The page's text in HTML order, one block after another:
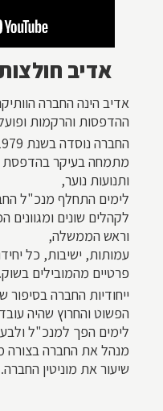
אדיב
אדיב הינה החברה
ההדפסות והרקמות ופועלת
מתמחה בעיקר בהדפסת
ותנועות נוער,
לימים התחלף מנכ"ל
לקהלים שונים ומגוונים
וראש הממשלה,
עמותות, ישיבות, כל
פרטיים מהמובילים בשוק.
ייחודיות החברה
הפשוט והחרוץ שהיה
לימים הפך למנכ"ל
מנהל את החברה בצורה
שיעור את מוניטין החברה.